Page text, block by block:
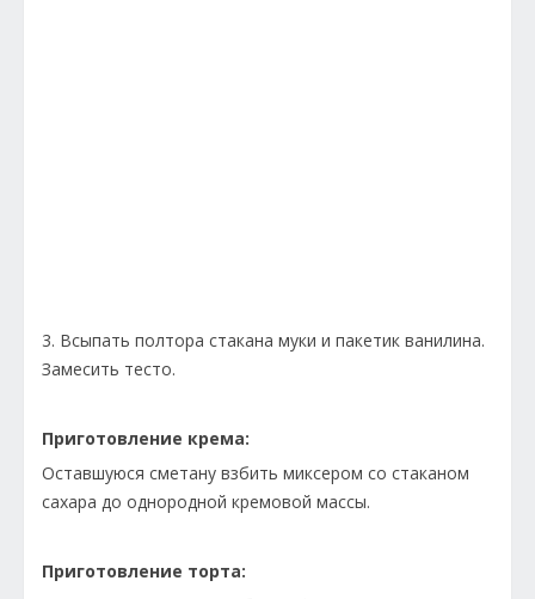
3. Всыпать полтора стакана муки и пакетик ванилина.
Замесить тесто.
Приготовление крема:
Оставшуюся сметану взбить миксером со стаканом
сахара до однородной кремовой массы.
Приготовление торта: